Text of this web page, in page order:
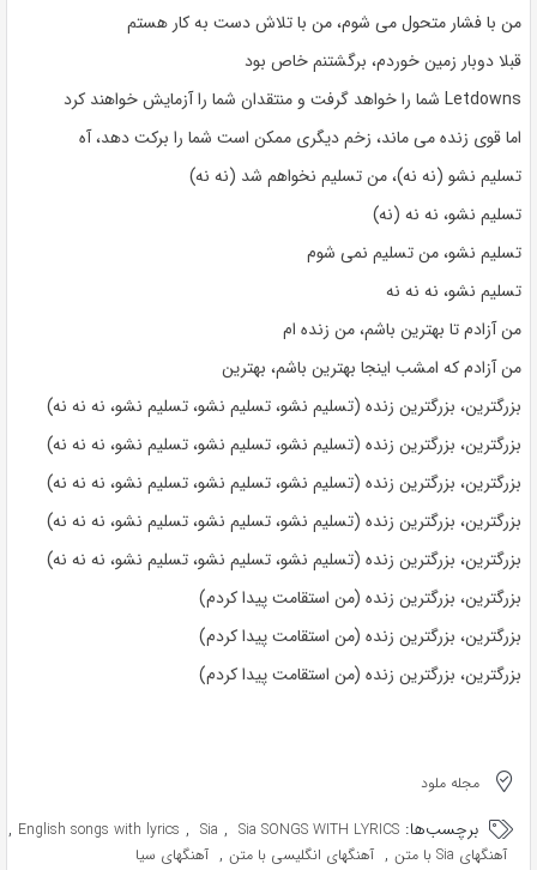
من با فشار متحول می شوم، من با تلاش دست به کار هستم
قبلا دوبار زمین خوردم، برگشتنم خاص بود
Letdowns شما را خواهد گرفت و منتقدان شما را آزمایش خواهند کرد
اما قوی زنده می ماند، زخم دیگری ممکن است شما را برکت دهد، آه
تسلیم نشو (نه نه)، من تسلیم نخواهم شد (نه نه)
تسلیم نشو، نه نه (نه)
تسلیم نشو، من تسلیم نمی شوم
تسلیم نشو، نه نه نه
من آزادم تا بهترین باشم، من زنده ام
من آزادم که امشب اینجا بهترین باشم، بهترین
بزرگترین، بزرگترین زنده (تسلیم نشو، تسلیم نشو، تسلیم نشو، نه نه نه)
بزرگترین، بزرگترین زنده (تسلیم نشو، تسلیم نشو، تسلیم نشو، نه نه نه)
بزرگترین، بزرگترین زنده (تسلیم نشو، تسلیم نشو، تسلیم نشو، نه نه نه)
بزرگترین، بزرگترین زنده (تسلیم نشو، تسلیم نشو، تسلیم نشو، نه نه نه)
بزرگترین، بزرگترین زنده (تسلیم نشو، تسلیم نشو، تسلیم نشو، نه نه نه)
بزرگترین، بزرگترین زنده (من استقامت پیدا کردم)
بزرگترین، بزرگترین زنده (من استقامت پیدا کردم)
بزرگترین، بزرگترین زنده (من استقامت پیدا کردم)
مجله ملود
برچسب‌ها: English songs with lyrics , Sia , Sia SONGS WITH LYRICS
,
آهنگهای Sia با متن , آهنگهای انگلیسی با متن , آهنگهای سیا